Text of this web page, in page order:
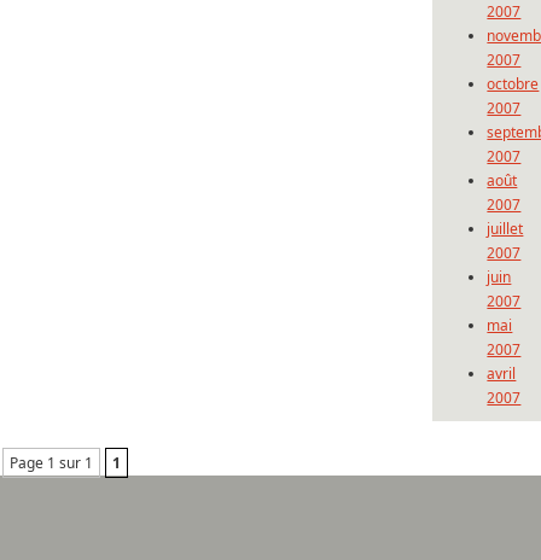
2007
2007
octobre
2007
2007
août
2007
juillet
2007
juin
2007
mai
2007
avril
2007
Page 1 sur 1 1